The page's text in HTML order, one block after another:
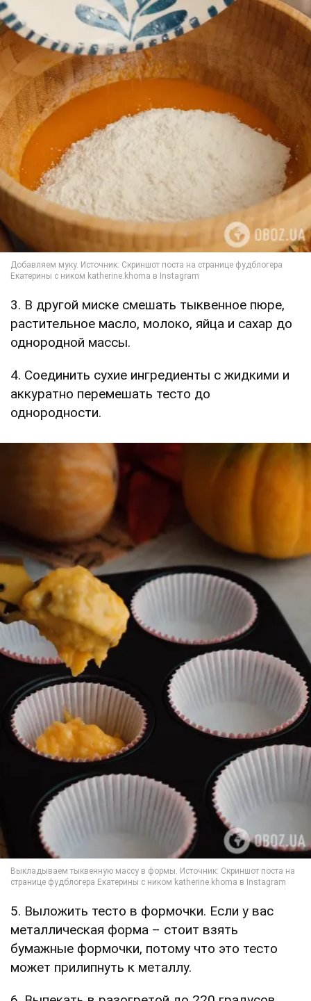
3. В другой миске смешать тыквенное пюре,
растительное масло, молоко, яйца и сахар до
однородной массы.
4. Соединить сухие ингредиенты с жидкими и
аккуратно перемешать тесто до
однородности.
5. Выложить тесто в формочки. Если у вас
металлическая форма – стоит взять
бумажные формочки, потому что это тесто
может прилипнуть к металлу.